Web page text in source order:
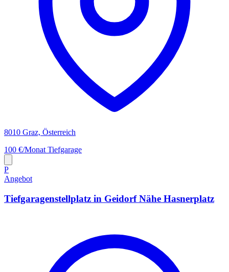
8010 Graz, Österreich
100 €/Monat Tiefgarage
P
Angebot
Tiefgaragenstellplatz in Geidorf Nähe Hasnerplatz